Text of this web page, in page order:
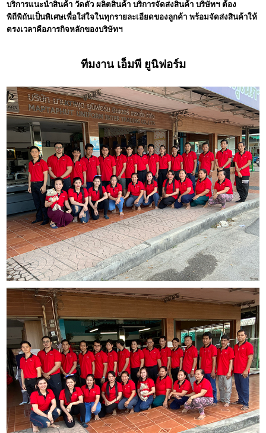
บริการแนะนำสินค้า วัดตัว ผลิตสินค้า บริการจัดส่งสินค้า บริษัทฯ ต้อง
พิถีพิถันเป็นพิเศษเพื่อใส่ใจในทุกรายละเอียดของลูกค้า พร้อมจัดส่งสินค้าให้
ตรงเวลาคือภารกิจหลักของบริษัทฯ
ทีมงาน เอ็มพี ยูนิฟอร์ม